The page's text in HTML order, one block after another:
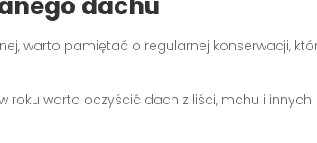
warto pamiętać o regularnej konserwacji,
roku warto oczyścić dach z liści, mchu i innych